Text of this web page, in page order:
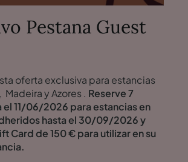
Pestana Guest
oferta exclusiva para estancias
Madeira y Azores . Reserve 7
el 11/06/2026 para estancias en
hasta el 30/09/2026 y
Card de 150 € para utilizar en su